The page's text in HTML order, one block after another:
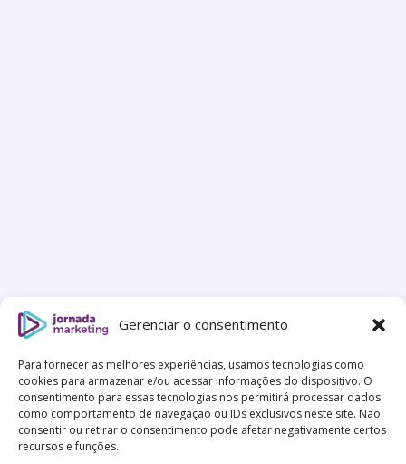
Gerenciar o consentimento
Para fornecer as melhores experiências, usamos tecnologias como
cookies para armazenar e/ou acessar informações do dispositivo. O
consentimento para essas tecnologias nos permitirá processar dados
como comportamento de navegação ou IDs exclusivos neste site. Não
consentir ou retirar o consentimento pode afetar negativamente certos
recursos e funções.